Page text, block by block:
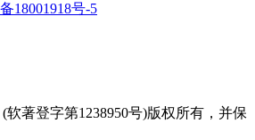
18001918号-5
软著登字第1238950号)版权所有，并保